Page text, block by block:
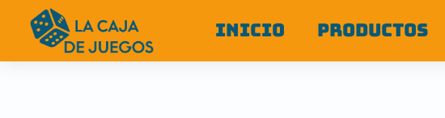
INICIO PRODUCTOS